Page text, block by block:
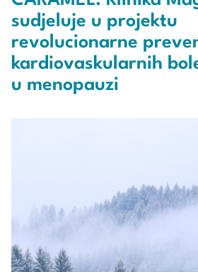
sudjeluje u projektu
revolucionarne
kardiovaskularnih
u menopauzi